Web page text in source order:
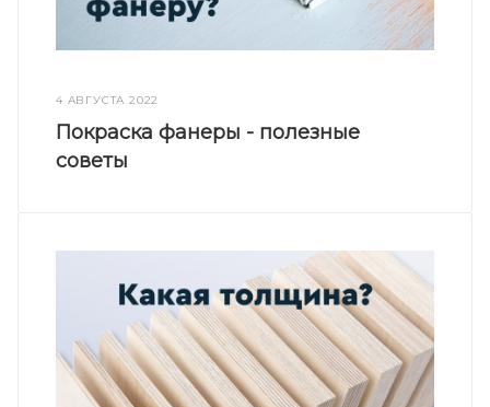
4 АВГУСТА 2022
Покраска фанеры - полезные
советы